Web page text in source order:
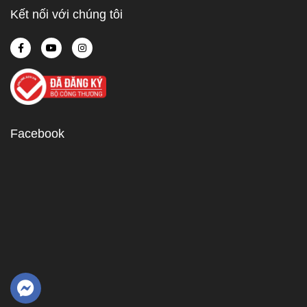
Kết nối với chúng tôi
Facebook